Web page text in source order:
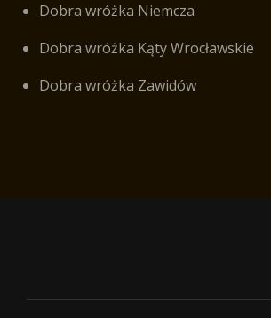
Dobra wróżka Niemcza
Dobra wróżka Kąty Wrocławskie
Dobra wróżka Zawidów